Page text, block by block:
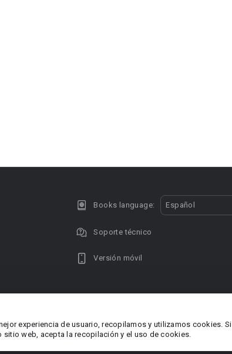
experiencia de usuario, recopilamos y utilizamos cookies. Si
sitio web, acepta la recopilación y el uso de cookies.
Books language: Español
Soporte técnico
Versión móvil
Chipre